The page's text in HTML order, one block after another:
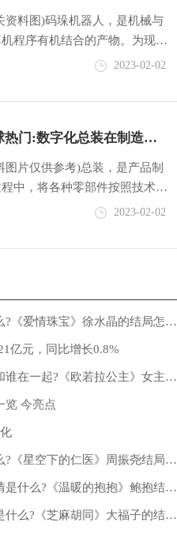
码垛机器人行业市场规模分
资料图)码垛机器人，是机械与
程序有机结合的产物。为现代
提供了更高的生产效率。码垛机
2023-02-02
热门:数字化总装在制造业
及率不断提高，我国市场空
大
图片仅供参考)总装，是产品制
中，将各种零部件按照技术要
装配、调试成最终产品的环节。
2023-02-02
?《爱情珠宝》徐水晶的结局怎么
亿元，同比增长0.8%
谁在一起?《欧若拉公主》女主的
览 今亮点
?《星空下的仁医》周振尧结局是
是什么?《温暖的抱抱》鲍抱结局
什么?《芝麻胡同》大福子的结局